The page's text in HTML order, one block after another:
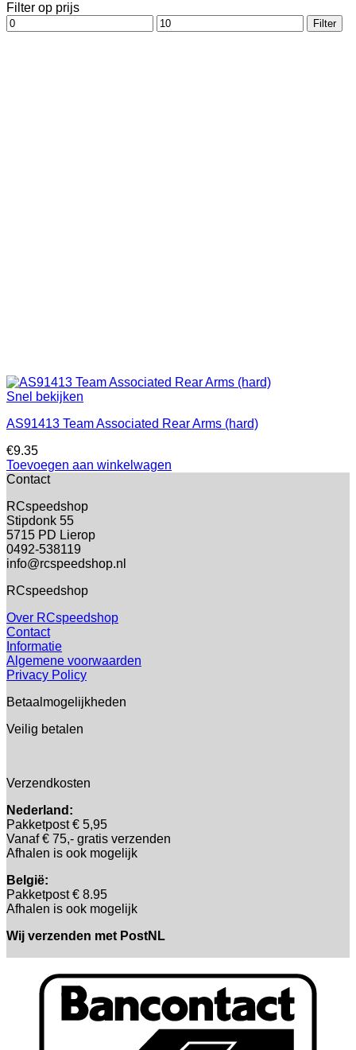
Filter op prijs
Min.
prijs
Max.
prijs
Filter
Snel bekijken
AS91413 Team Associated Rear Arms (hard)
€9.35
Toevoegen aan winkelwagen
Contact
RCspeedshop
Stipdonk 55
5715 PD Lierop
0492-538119
info@rcspeedshop.nl
RCspeedshop
Over RCspeedshop
Contact
Informatie
Algemene voorwaarden
Privacy Policy
Betaalmogelijkheden
Veilig betalen
Verzendkosten
Nederland:
Pakketpost € 5,95
Vanaf € 75,- gratis verzenden
Afhalen is ook mogelijk
België:
Pakketpost € 8.95
Afhalen is ook mogelijk
Wij verzenden met PostNL